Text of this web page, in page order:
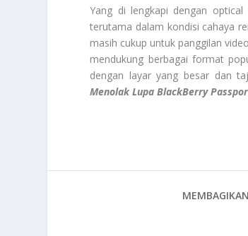
Yang di lengkapi dengan
terutama dalam kondisi cahaya
masih cukup untuk panggilan
mendukung berbagai format
dengan layar yang besar dan
Menolak Lupa BlackBerry